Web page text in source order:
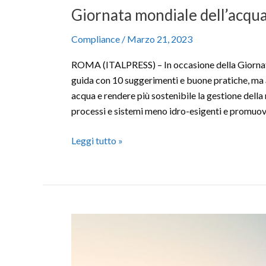
Giornata mondiale
Compliance / Marzo 21, 2023
ROMA (ITALPRESS) – In occasione della
guida con 10 suggerimenti e buone pratiche,
acqua e rendere più sostenibile la gestione
processi e sistemi meno idro-esigenti e
Leggi tutto »